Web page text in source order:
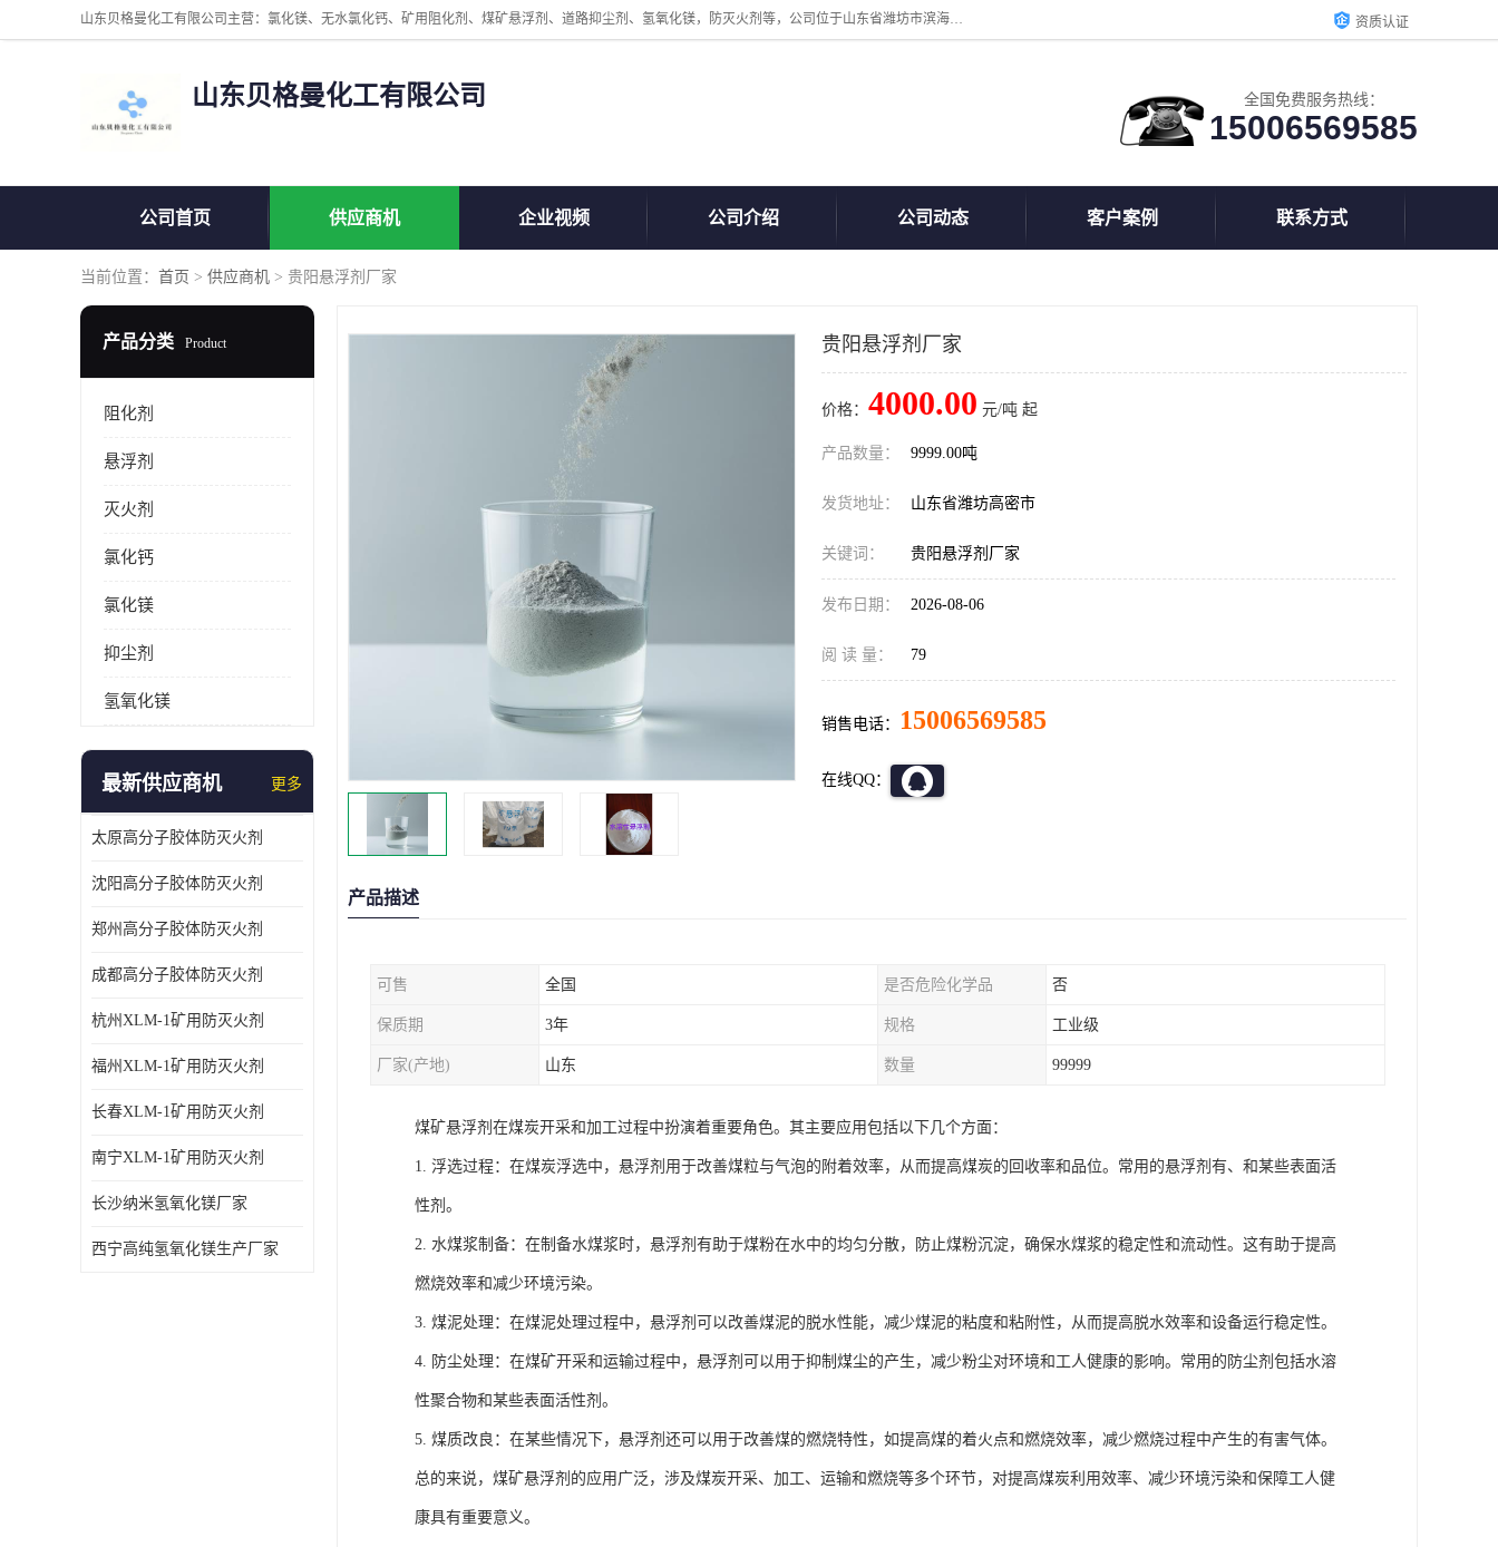
山东贝格曼化工有限公司主营：氯化镁、无水氯化钙、矿用阻化剂、煤矿悬浮剂、道路抑尘剂、氢氧化镁，防灭火剂等，公司位于山东省潍坊市滨海经济开发区,是专业从事对各种精细化工集研究、开发、制造于一体的现代化大型跨境化工企业，公司本着诚信经营、给每一位客户提供专业服务。 资质认证
山东贝格曼化工有限公司 全国免费服务热线：
15006569585
公司首页 供应商机 企业视频 公司介绍 公司动态 客户案例 联系方式
当前位置： 首页 > 供应商机 > 贵阳悬浮剂厂家
产品分类 Product
阻化剂
悬浮剂
灭火剂
氯化钙
氯化镁
抑尘剂
氢氧化镁
最新供应商机 更多
太原高分子胶体防灭火剂
沈阳高分子胶体防灭火剂
郑州高分子胶体防灭火剂
成都高分子胶体防灭火剂
杭州XLM-1矿用防灭火剂
福州XLM-1矿用防灭火剂
长春XLM-1矿用防灭火剂
南宁XLM-1矿用防灭火剂
长沙纳米氢氧化镁厂家
西宁高纯氢氧化镁生产厂家
贵阳悬浮剂厂家
价格： 4000.00 元/吨 起
产品数量： 9999.00吨
发货地址： 山东省潍坊高密市
关键词： 贵阳悬浮剂厂家
发布日期： 2026-08-06
阅 读 量： 79
销售电话： 15006569585
在线QQ：
产品描述
可售 全国 是否危险化学品 否
保质期 3年 规格 工业级
厂家(产地) 山东 数量 99999
煤矿悬浮剂在煤炭开采和加工过程中扮演着重要角色。其主要应用包括以下几个方面：
1. 浮选过程：在煤炭浮选中，悬浮剂用于改善煤粒与气泡的附着效率，从而提高煤炭的回收率和品位。常用的悬浮剂有、和某些表面活
性剂。
2. 水煤浆制备：在制备水煤浆时，悬浮剂有助于煤粉在水中的均匀分散，防止煤粉沉淀，确保水煤浆的稳定性和流动性。这有助于提高
燃烧效率和减少环境污染。
3. 煤泥处理：在煤泥处理过程中，悬浮剂可以改善煤泥的脱水性能，减少煤泥的粘度和粘附性，从而提高脱水效率和设备运行稳定性。
4. 防尘处理：在煤矿开采和运输过程中，悬浮剂可以用于抑制煤尘的产生，减少粉尘对环境和工人健康的影响。常用的防尘剂包括水溶
性聚合物和某些表面活性剂。
5. 煤质改良：在某些情况下，悬浮剂还可以用于改善煤的燃烧特性，如提高煤的着火点和燃烧效率，减少燃烧过程中产生的有害气体。
总的来说，煤矿悬浮剂的应用广泛，涉及煤炭开采、加工、运输和燃烧等多个环节，对提高煤炭利用效率、减少环境污染和保障工人健
康具有重要意义。